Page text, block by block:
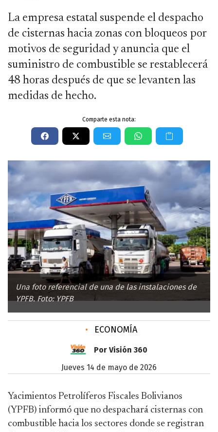
La empresa estatal suspende el despacho
de cisternas hacia zonas con bloqueos por
motivos de seguridad y anuncia que el
suministro de combustible se restablecerá
48 horas después de que se levanten las
medidas de hecho.
Comparte esta nota:
Una foto referencial de una de las instalaciones de
YPFB. Foto: YPFB
• ECONOMÍA
Por Visión 360
jueves 14 de mayo de 2026
Yacimientos Petrolíferos Fiscales Bolivianos
(YPFB) informó que no despachará cisternas con
combustible hacia los sectores donde se registran